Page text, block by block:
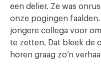
een delier. Ze was
onze pogingen faalden.
jongere collega voor
te zetten. Dat bleek de
horen graag zo’n